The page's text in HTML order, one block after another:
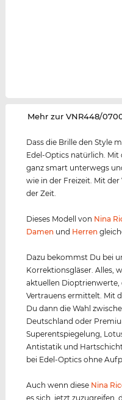
‌Mehr zur VNR448/
Dass die Brille den Style
Edel-Optics natürlich.
ganz smart unterwegs
wie in der Freizeit. Mit
der Zeit.
Dieses Modell von Nina
Damen und Herren
Dazu bekommst Du bei
Korrektionsgläser. Alles,
aktuellen Dioptrienwerte,
Vertrauens ermittelt. Mit
Du dann die Wahl
Deutschland oder
Superentspiegelung,
Antistatik und
bei Edel-Optics ohne
Auch wenn diese Nina
es sich, jetzt zuzugreifen,